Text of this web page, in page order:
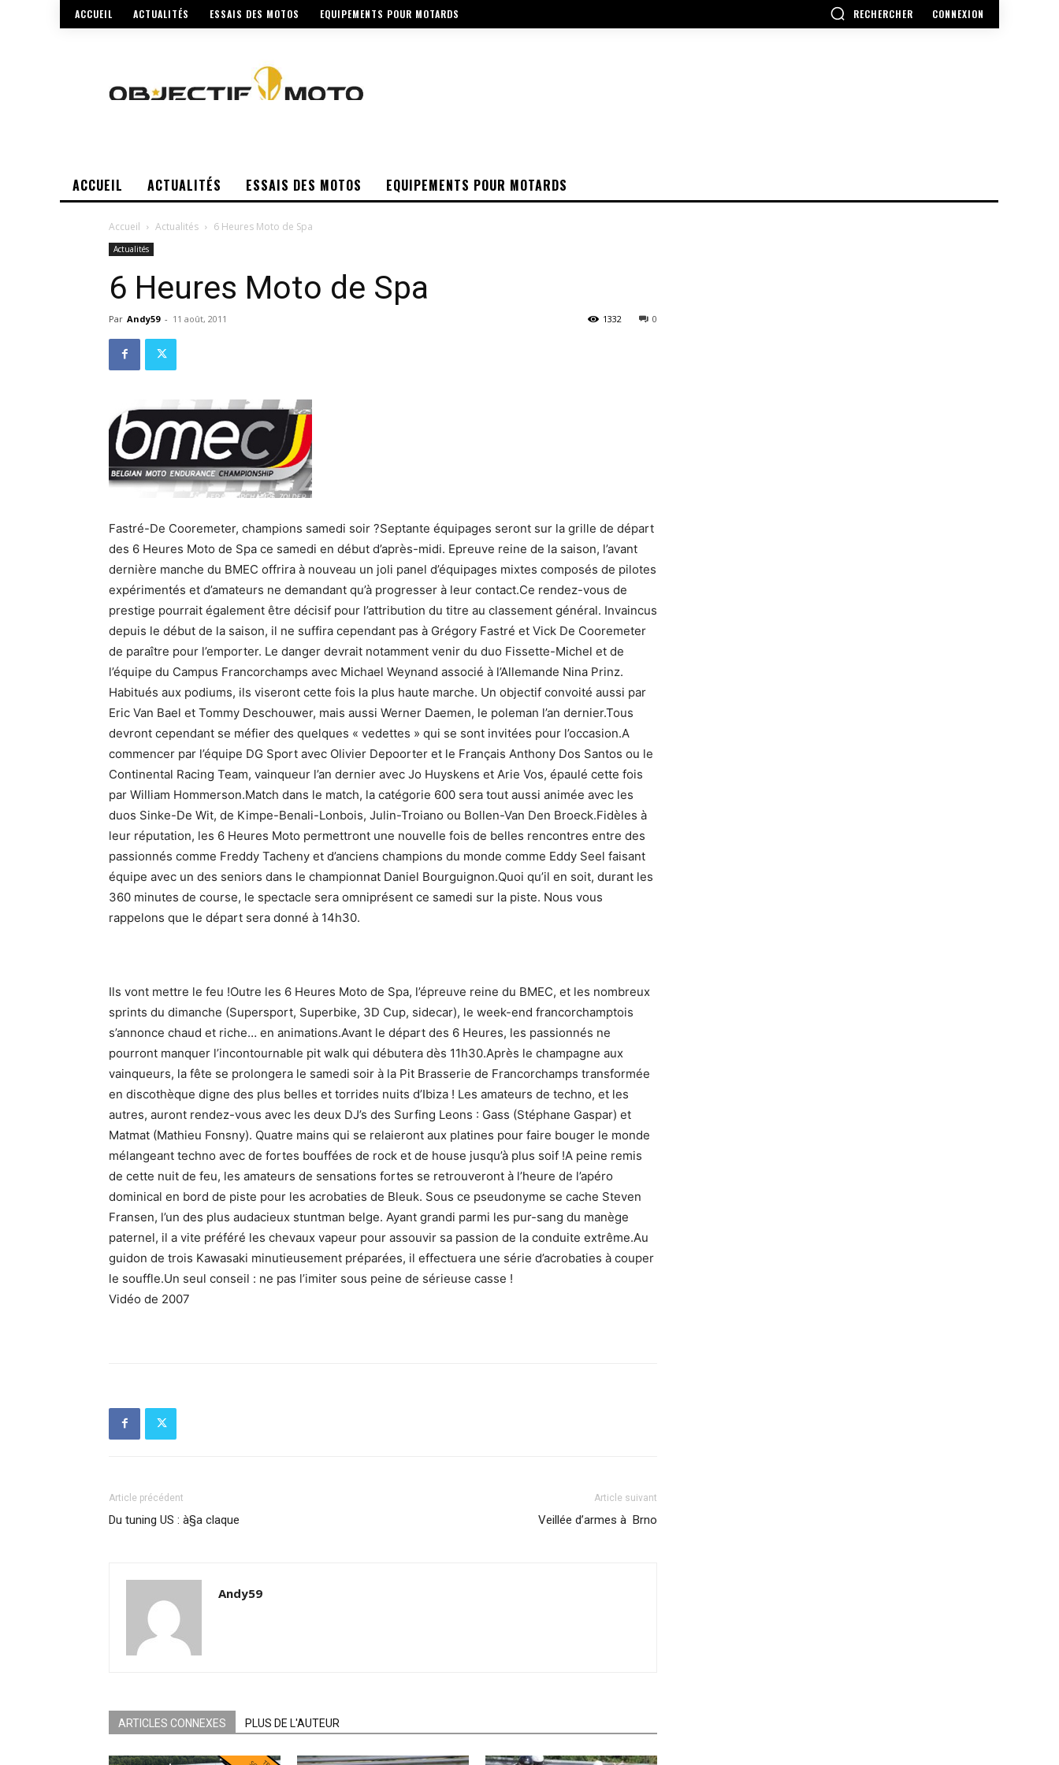
ACCUEIL ACTUALITÉS ESSAIS DES MOTOS EQUIPEMENTS POUR MOTARDS RECHERCHER CONNEXION
ACCUEIL ACTUALITÉS ESSAIS DES MOTOS EQUIPEMENTS POUR MOTARDS
Accueil Actualités 6 Heures Moto de Spa
Actualités
6 Heures Moto de Spa
Par Andy59 - 11 août, 2011 0
1332
Fastré-De Cooremeter, champions samedi soir ?Septante équipages seront sur la grille de départ
des 6 Heures Moto de Spa ce samedi en début d’après-midi. Epreuve reine de la saison, l’avant
dernière manche du BMEC offrira à nouveau un joli panel d’équipages mixtes composés de pilotes
expérimentés et d’amateurs ne demandant qu’à progresser à leur contact.Ce rendez-vous de
prestige pourrait également être décisif pour l’attribution du titre au classement général. Invaincus
depuis le début de la saison, il ne suffira cependant pas à Grégory Fastré et Vick De Cooremeter
de paraître pour l’emporter. Le danger devrait notamment venir du duo Fissette-Michel et de
l’équipe du Campus Francorchamps avec Michael Weynand associé à l’Allemande Nina Prinz.
Habitués aux podiums, ils viseront cette fois la plus haute marche. Un objectif convoité aussi par
Eric Van Bael et Tommy Deschouwer, mais aussi Werner Daemen, le poleman l’an dernier.Tous
devront cependant se méfier des quelques « vedettes » qui se sont invitées pour l’occasion.A
commencer par l’équipe DG Sport avec Olivier Depoorter et le Français Anthony Dos Santos ou le
Continental Racing Team, vainqueur l’an dernier avec Jo Huyskens et Arie Vos, épaulé cette fois
par William Hommerson.Match dans le match, la catégorie 600 sera tout aussi animée avec les
duos Sinke-De Wit, de Kimpe-Benali-Lonbois, Julin-Troiano ou Bollen-Van Den Broeck.Fidèles à
leur réputation, les 6 Heures Moto permettront une nouvelle fois de belles rencontres entre des
passionnés comme Freddy Tacheny et d’anciens champions du monde comme Eddy Seel faisant
équipe avec un des seniors dans le championnat Daniel Bourguignon.Quoi qu’il en soit, durant les
360 minutes de course, le spectacle sera omniprésent ce samedi sur la piste. Nous vous
rappelons que le départ sera donné à 14h30.
Ils vont mettre le feu !Outre les 6 Heures Moto de Spa, l’épreuve reine du BMEC, et les nombreux
sprints du dimanche (Supersport, Superbike, 3D Cup, sidecar), le week-end francorchamptois
s’annonce chaud et riche… en animations.Avant le départ des 6 Heures, les passionnés ne
pourront manquer l’incontournable pit walk qui débutera dès 11h30.Après le champagne aux
vainqueurs, la fête se prolongera le samedi soir à la Pit Brasserie de Francorchamps transformée
en discothèque digne des plus belles et torrides nuits d’Ibiza ! Les amateurs de techno, et les
autres, auront rendez-vous avec les deux DJ’s des Surfing Leons : Gass (Stéphane Gaspar) et
Matmat (Mathieu Fonsny). Quatre mains qui se relaieront aux platines pour faire bouger le monde
mélangeant techno avec de fortes bouffées de rock et de house jusqu’à plus soif !A peine remis
de cette nuit de feu, les amateurs de sensations fortes se retrouveront à l’heure de l’apéro
dominical en bord de piste pour les acrobaties de Bleuk. Sous ce pseudonyme se cache Steven
Fransen, l’un des plus audacieux stuntman belge. Ayant grandi parmi les pur-sang du manège
paternel, il a vite préféré les chevaux vapeur pour assouvir sa passion de la conduite extrême.Au
guidon de trois Kawasaki minutieusement préparées, il effectuera une série d’acrobaties à couper
le souffle.Un seul conseil : ne pas l’imiter sous peine de sérieuse casse !
Vidéo de 2007
Article précédent
Du tuning US : à§a claque
Article suivant
Veillée d’armes à Brno
Andy59
ARTICLES CONNEXES PLUS DE L'AUTEUR